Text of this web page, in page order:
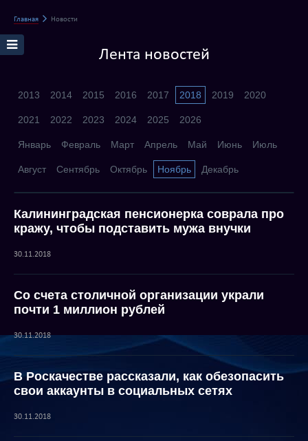
Главная Новости
Лента новостей
2013 2014 2015 2016 2017 2018 2019 2020
2021 2022 2023 2024 2025 2026
Январь Февраль Март Апрель Май Июнь Июль
Август Сентябрь Октябрь Ноябрь Декабрь
Калининградская пенсионерка соврала про
кражу, чтобы подставить мужа внучки
30.11.2018
Со счета столичной организации украли
почти 1 миллион рублей
30.11.2018
В Роскачестве рассказали, как обезопасить
свои аккаунты в социальных сетях
30.11.2018